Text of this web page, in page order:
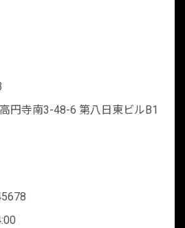
円寺南3-48-6 第八日東ビルB1